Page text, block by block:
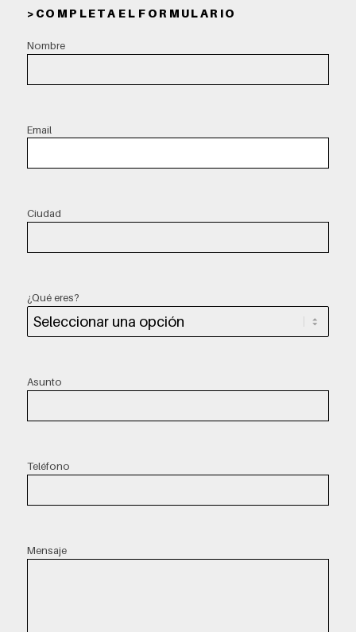
> C O M P L E T A E L F O R M U L A R I O
Nombre
Email
Ciudad
¿Qué eres?
Asunto
Teléfono
Mensaje